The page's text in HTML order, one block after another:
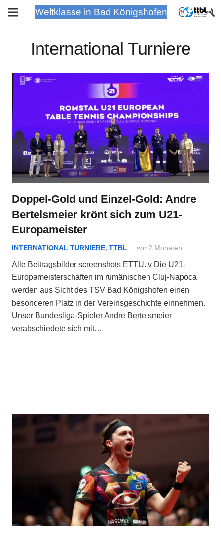
Weltklasse in Bad Königshofen
International Turniere
Doppel-Gold und Einzel-Gold: Andre
Bertelsmeier krönt sich zum U21-
Europameister
INTERNATIONAL TURNIERE, TTBL vor 2 Monaten
Alle Beitragsbilder screenshots ETTU.tv Die U21-
Europameisterschaften im rumänischen Cluj-Napoca
werden aus Sicht des TSV Bad Königshofen einen
besonderen Platz in der Vereinsgeschichte einnehmen.
Unser Bundesliga-Spieler Andre Bertelsmeier
verabschiedete sich mit…